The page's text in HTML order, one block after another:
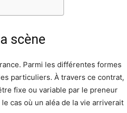
scène
Parmi les différentes formes
particuliers. À travers ce contrat,
fixe ou variable par le preneur
cas où un aléa de la vie arriverait